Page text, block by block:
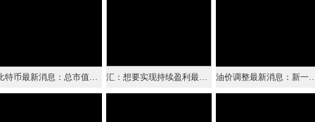
比特币最新消息：总市值突破1000亿美元，狂欢背后危机四伏 汇：想要实现持续盈利最重要的是心态 油价调整最新消息：新一轮调价窗口本周五